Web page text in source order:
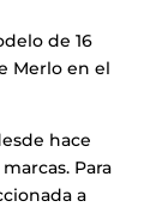
de 16
Merlo en el
hace
Para
a